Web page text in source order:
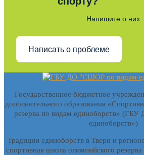
Напишите о них
Написать о проблеме
Государственное бюджетное
дополнительного образования
резерва по видам единоборств»
единоборств»)
Традиции единоборств в Твери и
спортивная школа олимпийского